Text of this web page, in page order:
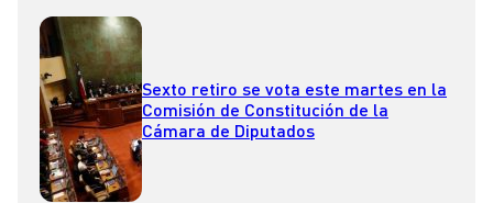
Sexto retiro se vota este martes en la
Comisión de Constitución de la
Cámara de Diputados